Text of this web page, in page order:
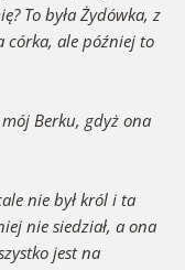
To była Żydówka, z
córka, ale później to
Berku, gdyż ona
nie był król i ta
nie siedział, a ona
jest na